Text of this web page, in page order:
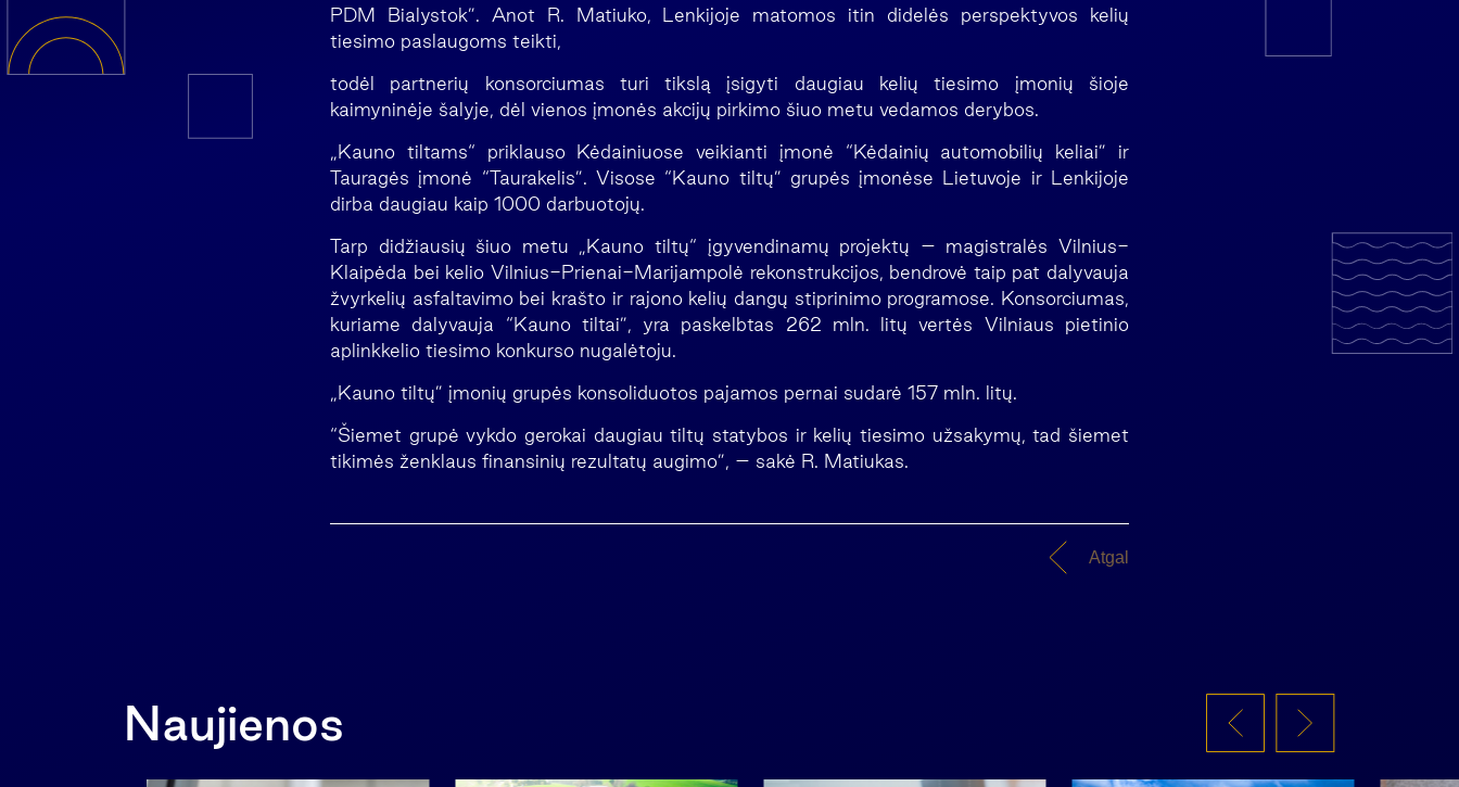
PDM Bialystok”. Anot R. Matiuko, Lenkijoje matomos itin didelės perspektyvos kelių
tiesimo paslaugoms teikti,
todėl partnerių konsorciumas turi tikslą įsigyti daugiau kelių tiesimo įmonių šioje
kaimyninėje šalyje, dėl vienos įmonės akcijų pirkimo šiuo metu vedamos derybos.
„Kauno tiltams“ priklauso Kėdainiuose veikianti įmonė “Kėdainių automobilių keliai” ir
Tauragės įmonė “Taurakelis”. Visose “Kauno tiltų” grupės įmonėse Lietuvoje ir Lenkijoje
dirba daugiau kaip 1000 darbuotojų.
Tarp didžiausių šiuo metu „Kauno tiltų“ įgyvendinamų projektų – magistralės Vilnius-
Klaipėda bei kelio Vilnius-Prienai-Marijampolė rekonstrukcijos, bendrovė taip pat dalyvauja
žvyrkelių asfaltavimo bei krašto ir rajono kelių dangų stiprinimo programose. Konsorciumas,
kuriame dalyvauja “Kauno tiltai”, yra paskelbtas 262 mln. litų vertės Vilniaus pietinio
aplinkkelio tiesimo konkurso nugalėtoju.
„Kauno tiltų” įmonių grupės konsoliduotos pajamos pernai sudarė 157 mln. litų.
“Šiemet grupė vykdo gerokai daugiau tiltų statybos ir kelių tiesimo užsakymų, tad šiemet
tikimės ženklaus finansinių rezultatų augimo”, – sakė R. Matiukas.
Atgal
Naujienos